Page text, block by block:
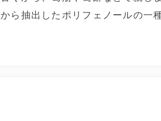
から抽出したポリフェノールの一